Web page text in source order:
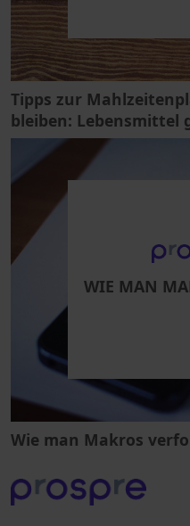
Tipps zur
bleiben: Lebensmittel
WIE MAN
Wie man Makros